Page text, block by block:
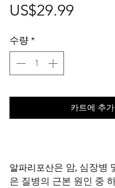
US$29.99
수량 *
카트에 추가
알파리포산은 암, 심장병
은 질병의 근본 원인 중